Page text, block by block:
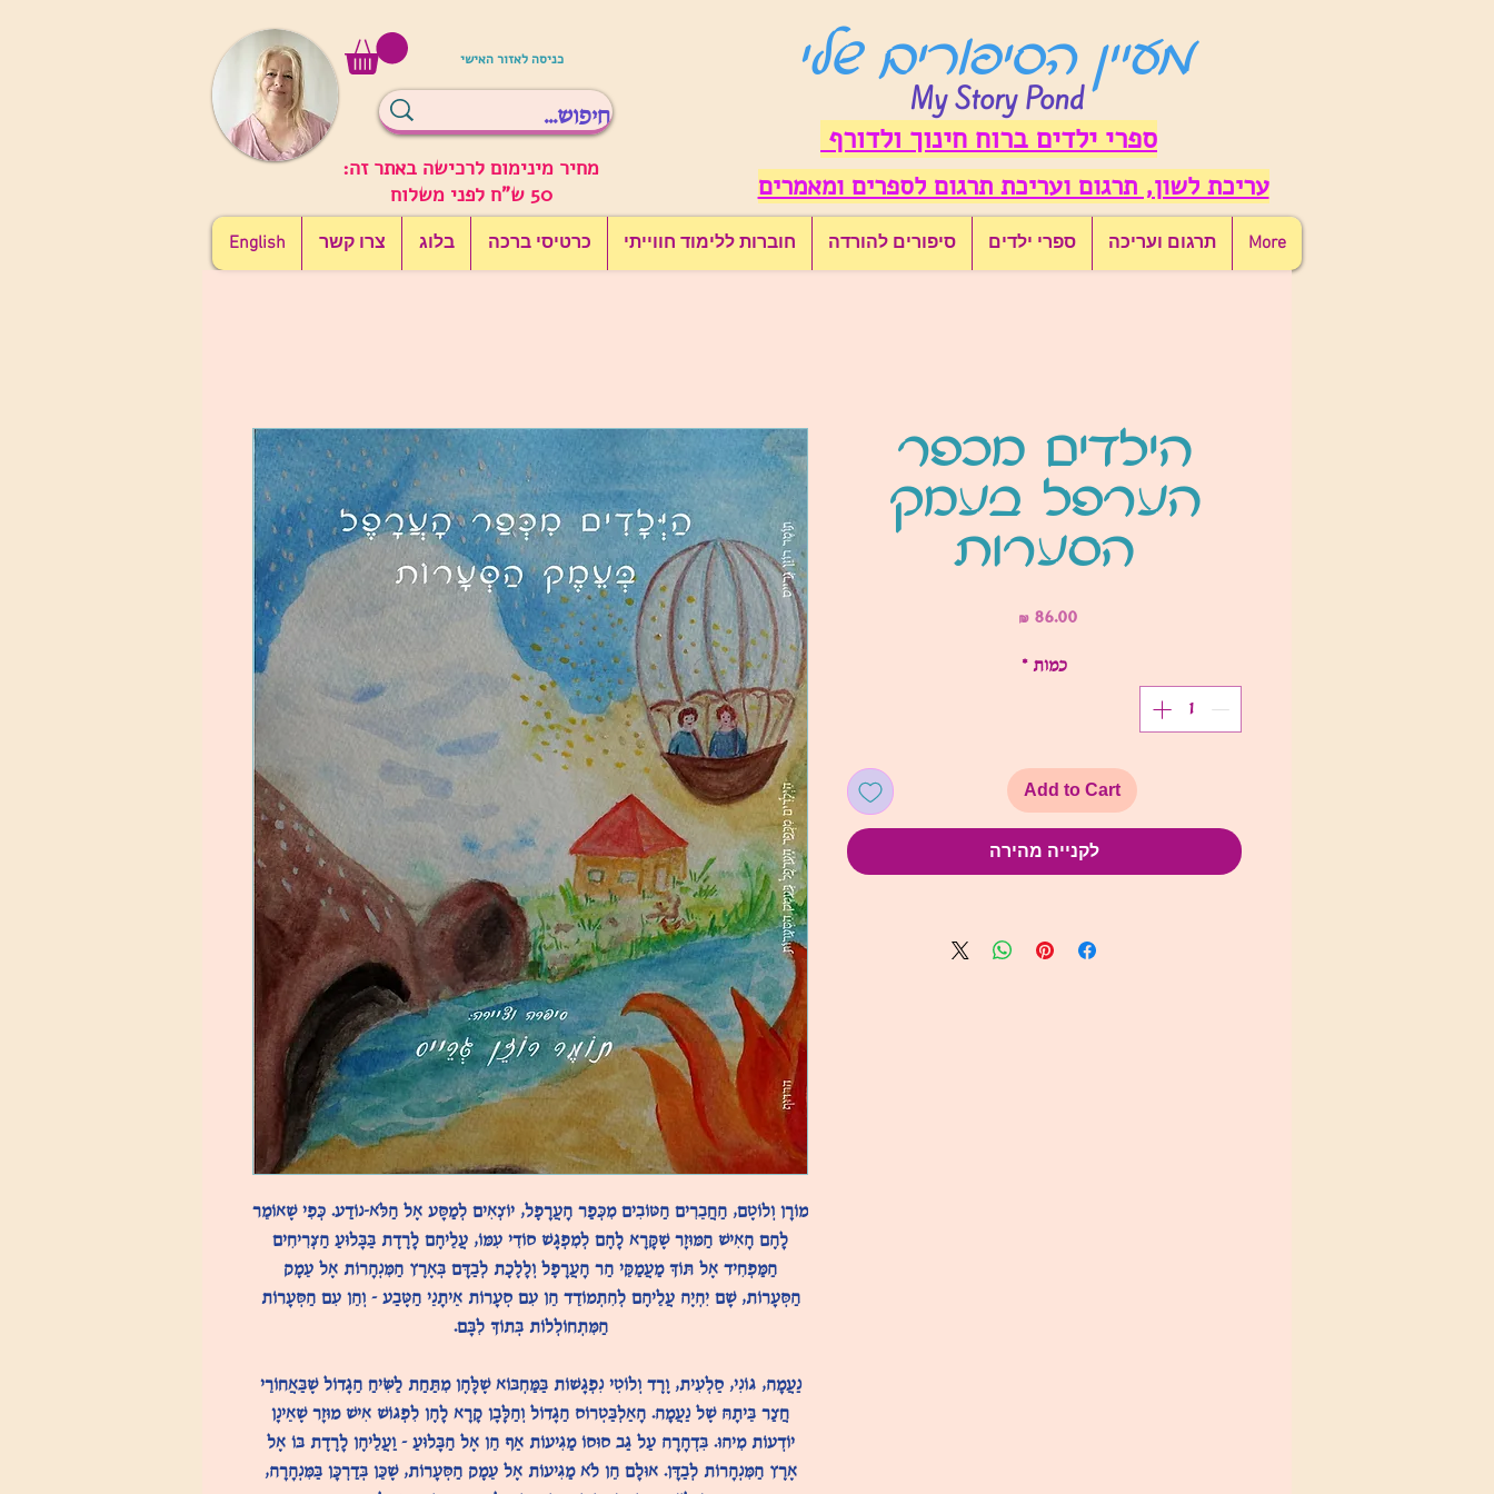
כניסה לאזור האישי
מחיר מינימום לרכישה באתר זה:
50 ש"ח לפני משלוח
מעיין הסיפורים שלי
My Story Pond
ספרי ילדים ברוח חינוך ולדורף
עריכת לשון, תרגום ועריכת תרגום לספרים ומאמרים
English צרו קשר בלוג כרטיסי ברכה חוברות ללימוד חווייתי סיפורים להורדה ספרי ילדים תרגום ועריכה More
מוֹרָן וְלוֹטֶם, הַחֲבֵרִים הַטּוֹבִים מִכְּפַר הָעֲרָפֶל, יוֹצְאִים לְמַסָּע אֶל הַלֹּא-נוֹדַע. כְּפִי שֶׁאוֹמֵר
לָהֶם הָאִישׁ הַמּוּזָר שֶׁקָּרָא לָהֶם לְמִפְגָּשׁ סוֹדִי עִמּוֹ, עֲלֵיהֶם לָרֶדֶת בַּבָּלוּעַ הַצְּרִיחִים
הַמַּפְחִיד אֶל תּוֹךְ מַעֲמַקֵּי הַר הָעֲרָפֶל וְלָלֶכֶת לְבַדָּם בְּאֶרֶץ הַמִּנְהָרוֹת אֶל עֵמֶק
הַסְּעָרוֹת, שָׁם יִהְיֶה עֲלֵיהֶם לְהִתְמוֹדֵד הֵן עִם סְעָרוֹת אֵיתָנֵי הַטֶּבַע – וְהֵן עִם הַסְּעָרוֹת
הַמִּתְחוֹלְלוֹת בְּתוֹךְ לִבָּם.
נַעֲמָה, גּוֹנִי, סַלְעִית, וֶרֶד וְלוֹטִי נִפְגָּשׁוֹת בַּמַּחְבּוֹא שֶׁלָּהֶן מִתַּחַת לַשִּׂיחַ הַגָּדוֹל שֶׁבַּאֲחוֹרֵי
חֲצַר בֵּיתָהּ שֶׁל נַעֲמָה. הָאַלְבַּטְרוֹס הַגָּדוֹל וְהַלָּבָן קָרָא לָהֶן לִפְגּוֹשׁ אִישׁ מוּזָר שֶׁאֵינָן
יוֹדְעוֹת מִיהוּ. בִּדְהָרָה עַל גַּב סוּסוֹ מַגִּיעוֹת אַף הֵן אֶל הַבָּלוּעַ – וַעֲלֵיהֶן לָרֶדֶת בּוֹ אֶל
אֶרֶץ הַמִּנְהָרוֹת לְבַדָּן. אוּלָם הֵן לֹא מַגִּיעוֹת אֶל עֵמֶק הַסְּעָרוֹת, שֶׁכֵּן בְּדַרְכָּן בַּמִּנְהָרָה,
הילדים מכפר
הערפל בעמק
הסערות
‏86.00 ‏₪
כמות*
Add to Cart
לקנייה מהירה